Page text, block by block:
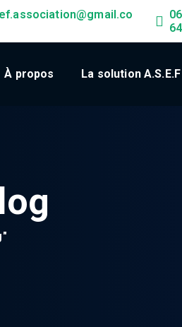
64
À propos La solution A.S.E.F